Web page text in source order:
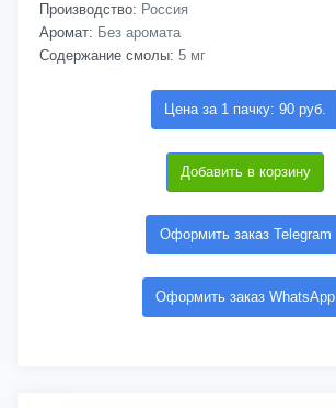
Производство: Россия
Аромат: Без аромата
Содержание смолы: 5 мг
Цена за 1 пачку: 90 руб.
Добавить в корзину
Оформить заказ Telegram
Оформить заказ WhatsApp